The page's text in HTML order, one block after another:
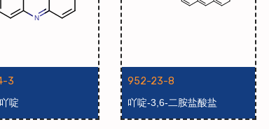
3
啶
952-23-8
吖啶-3,6-二胺盐酸盐